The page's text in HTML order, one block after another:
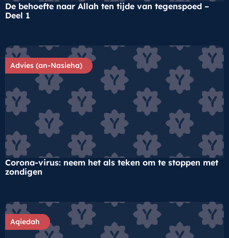
De behoefte naar Allah ten tijde van tegenspoed –
Deel 1
Advies (an-Nasieha)
Corona-virus: neem het als teken om te stoppen met
zondigen
Aqiedah